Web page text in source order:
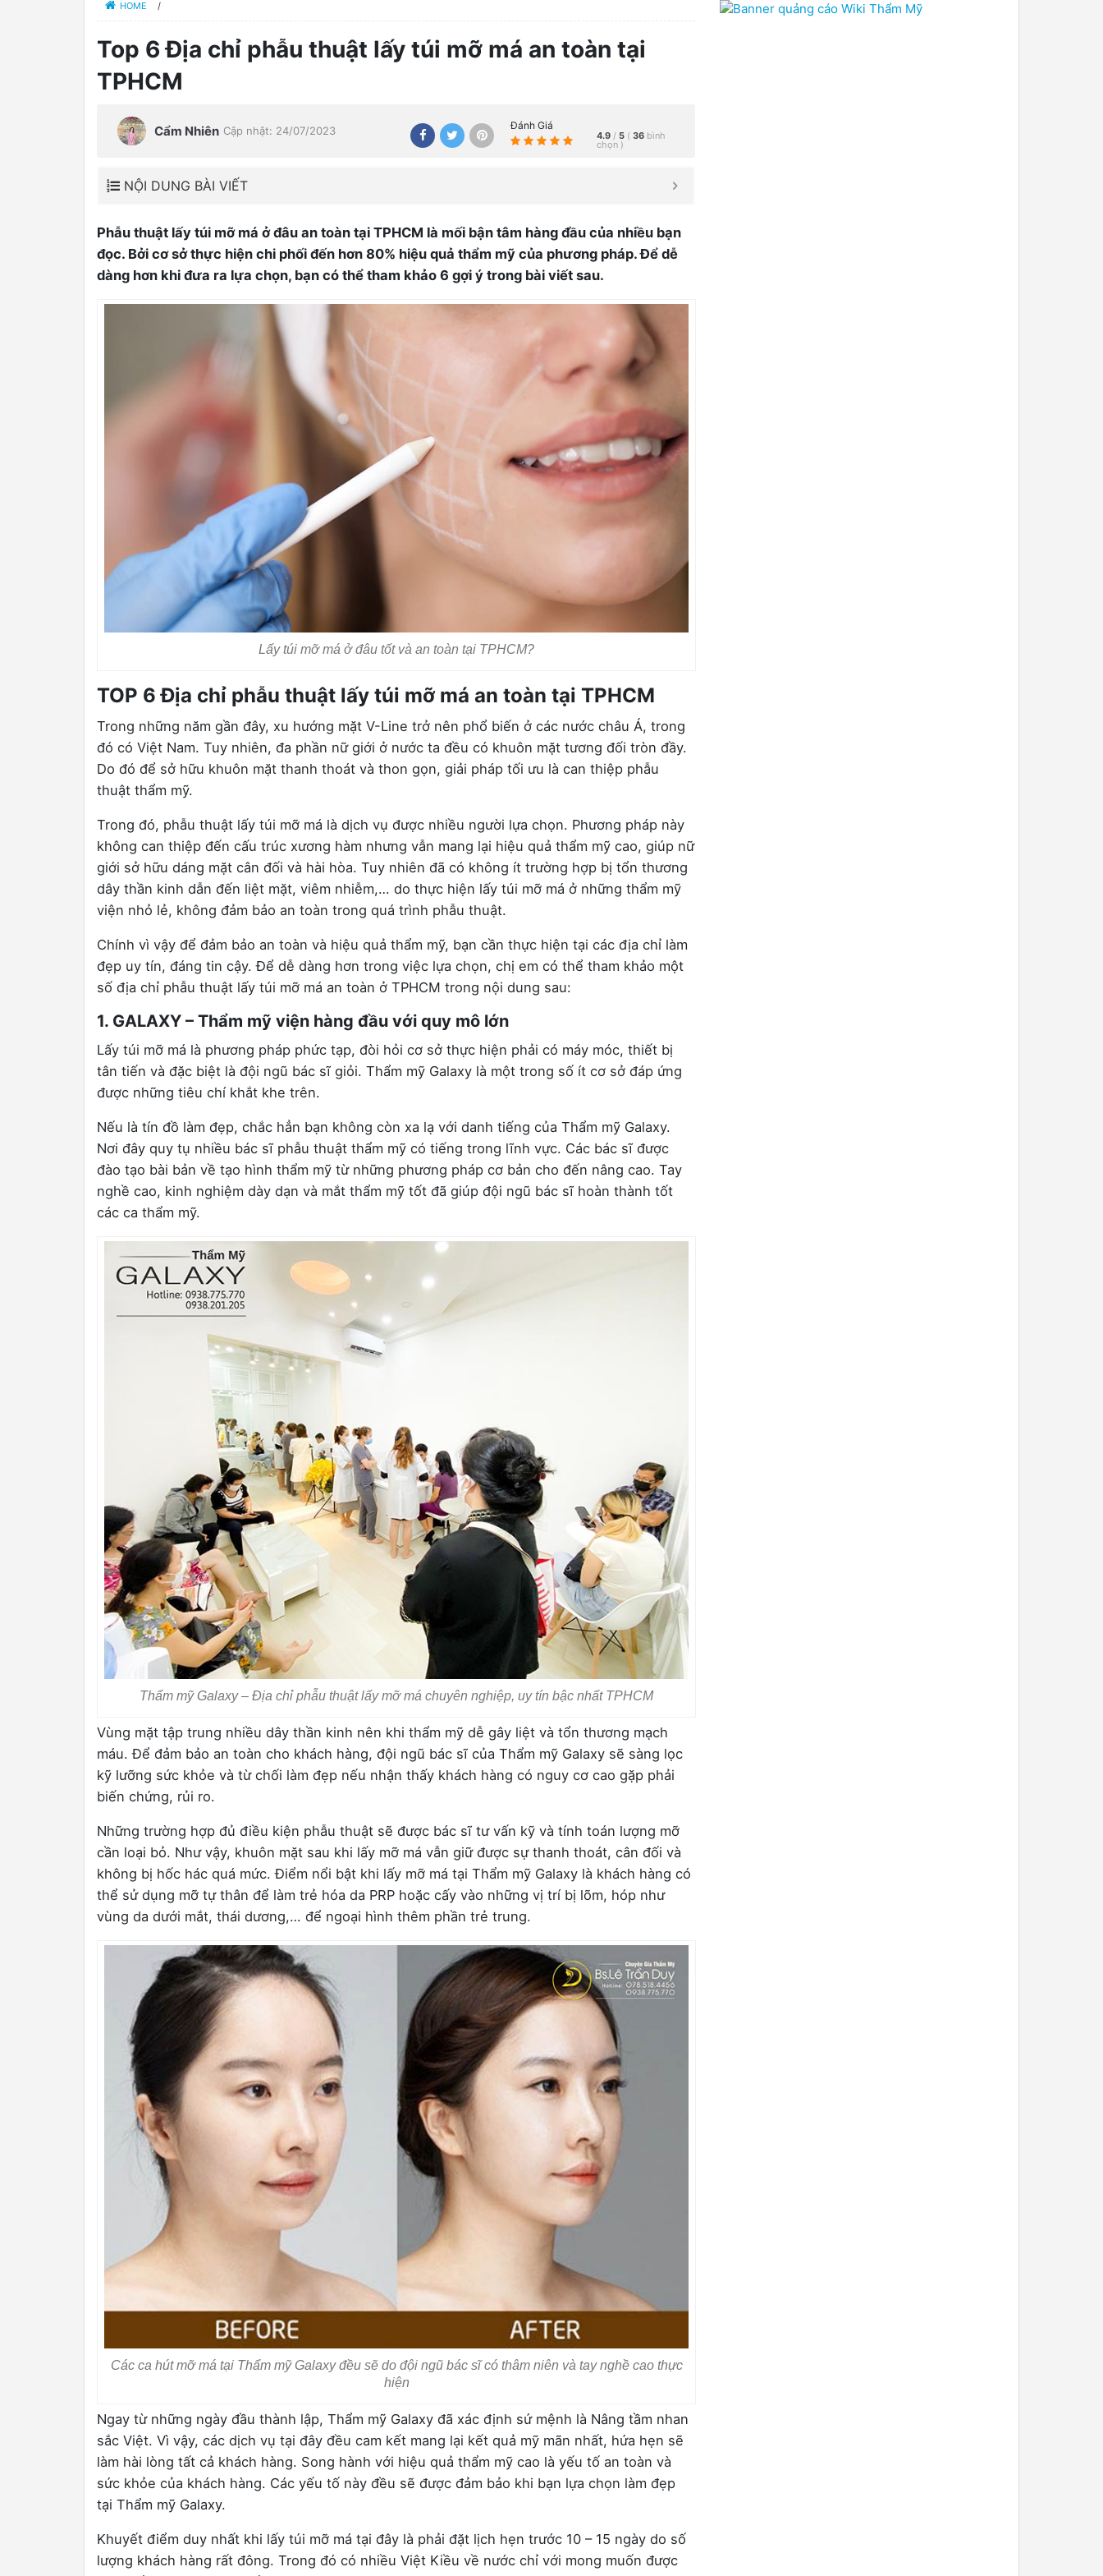
HOME /
Top 6 Địa chỉ phẫu thuật lấy túi mỡ má an toàn tại
TPHCM
Cẩm Nhiên Cập nhật: 24/07/2023 Đánh Giá
4.9 / 5 ( 36 bình
chọn )
NỘI DUNG BÀI VIẾT
Phẫu thuật lấy túi mỡ má ở đâu an toàn tại TPHCM là mối bận tâm hàng đầu của nhiều bạn
đọc. Bởi cơ sở thực hiện chi phối đến hơn 80% hiệu quả thẩm mỹ của phương pháp. Để dễ
dàng hơn khi đưa ra lựa chọn, bạn có thể tham khảo 6 gợi ý trong bài viết sau.
Lấy túi mỡ má ở đâu tốt và an toàn tại TPHCM?
TOP 6 Địa chỉ phẫu thuật lấy túi mỡ má an toàn tại TPHCM
Trong những năm gần đây, xu hướng mặt V-Line trở nên phổ biến ở các nước châu Á, trong
đó có Việt Nam. Tuy nhiên, đa phần nữ giới ở nước ta đều có khuôn mặt tương đối tròn đầy.
Do đó để sở hữu khuôn mặt thanh thoát và thon gọn, giải pháp tối ưu là can thiệp phẫu
thuật thẩm mỹ.
Trong đó, phẫu thuật lấy túi mỡ má là dịch vụ được nhiều người lựa chọn. Phương pháp này
không can thiệp đến cấu trúc xương hàm nhưng vẫn mang lại hiệu quả thẩm mỹ cao, giúp nữ
giới sở hữu dáng mặt cân đối và hài hòa. Tuy nhiên đã có không ít trường hợp bị tổn thương
dây thần kinh dẫn đến liệt mặt, viêm nhiễm,… do thực hiện lấy túi mỡ má ở những thẩm mỹ
viện nhỏ lẻ, không đảm bảo an toàn trong quá trình phẫu thuật.
Chính vì vậy để đảm bảo an toàn và hiệu quả thẩm mỹ, bạn cần thực hiện tại các địa chỉ làm
đẹp uy tín, đáng tin cậy. Để dễ dàng hơn trong việc lựa chọn, chị em có thể tham khảo một
số địa chỉ phẫu thuật lấy túi mỡ má an toàn ở TPHCM trong nội dung sau:
1. GALAXY – Thẩm mỹ viện hàng đầu với quy mô lớn
Lấy túi mỡ má là phương pháp phức tạp, đòi hỏi cơ sở thực hiện phải có máy móc, thiết bị
tân tiến và đặc biệt là đội ngũ bác sĩ giỏi. Thẩm mỹ Galaxy là một trong số ít cơ sở đáp ứng
được những tiêu chí khắt khe trên.
Nếu là tín đồ làm đẹp, chắc hẳn bạn không còn xa lạ với danh tiếng của Thẩm mỹ Galaxy.
Nơi đây quy tụ nhiều bác sĩ phẫu thuật thẩm mỹ có tiếng trong lĩnh vực. Các bác sĩ được
đào tạo bài bản về tạo hình thẩm mỹ từ những phương pháp cơ bản cho đến nâng cao. Tay
nghề cao, kinh nghiệm dày dạn và mắt thẩm mỹ tốt đã giúp đội ngũ bác sĩ hoàn thành tốt
các ca thẩm mỹ.
Thẩm mỹ Galaxy – Địa chỉ phẫu thuật lấy mỡ má chuyên nghiệp, uy tín bậc nhất TPHCM
Vùng mặt tập trung nhiều dây thần kinh nên khi thẩm mỹ dễ gây liệt và tổn thương mạch
máu. Để đảm bảo an toàn cho khách hàng, đội ngũ bác sĩ của Thẩm mỹ Galaxy sẽ sàng lọc
kỹ lưỡng sức khỏe và từ chối làm đẹp nếu nhận thấy khách hàng có nguy cơ cao gặp phải
biến chứng, rủi ro.
Những trường hợp đủ điều kiện phẫu thuật sẽ được bác sĩ tư vấn kỹ và tính toán lượng mỡ
cần loại bỏ. Như vậy, khuôn mặt sau khi lấy mỡ má vẫn giữ được sự thanh thoát, cân đối và
không bị hốc hác quá mức. Điểm nổi bật khi lấy mỡ má tại Thẩm mỹ Galaxy là khách hàng có
thể sử dụng mỡ tự thân để làm trẻ hóa da PRP hoặc cấy vào những vị trí bị lõm, hóp như
vùng da dưới mắt, thái dương,… để ngoại hình thêm phần trẻ trung.
Các ca hút mỡ má tại Thẩm mỹ Galaxy đều sẽ do đội ngũ bác sĩ có thâm niên và tay nghề cao thực
hiện
Ngay từ những ngày đầu thành lập, Thẩm mỹ Galaxy đã xác định sứ mệnh là Nâng tầm nhan
sắc Việt. Vì vậy, các dịch vụ tại đây đều cam kết mang lại kết quả mỹ mãn nhất, hứa hẹn sẽ
làm hài lòng tất cả khách hàng. Song hành với hiệu quả thẩm mỹ cao là yếu tố an toàn và
sức khỏe của khách hàng. Các yếu tố này đều sẽ được đảm bảo khi bạn lựa chọn làm đẹp
tại Thẩm mỹ Galaxy.
Khuyết điểm duy nhất khi lấy túi mỡ má tại đây là phải đặt lịch hẹn trước 10 – 15 ngày do số
lượng khách hàng rất đông. Trong đó có nhiều Việt Kiều về nước chỉ với mong muốn được